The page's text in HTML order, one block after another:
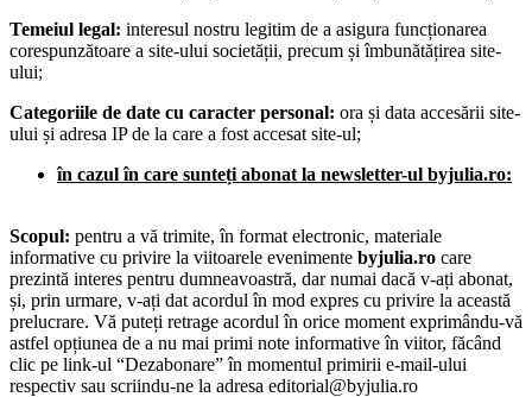
Temeiul legal: interesul nostru legitim de a asigura funcționarea
corespunzătoare a site-ului societății, precum și îmbunătățirea site-
ului;
Categoriile de date cu caracter personal: ora și data accesării site-
ului și adresa IP de la care a fost accesat site-ul;
în cazul în care sunteți abonat la newsletter-ul byjulia.ro:
Scopul: pentru a vă trimite, în format electronic, materiale
informative cu privire la viitoarele evenimente byjulia.ro care
prezintă interes pentru dumneavoastră, dar numai dacă v-ați abonat,
și, prin urmare, v-ați dat acordul în mod expres cu privire la această
prelucrare. Vă puteți retrage acordul în orice moment exprimându-vă
astfel opțiunea de a nu mai primi note informative în viitor, făcând
clic pe link-ul “Dezabonare” în momentul primirii e-mail-ului
respectiv sau scriindu-ne la adresa editorial@byjulia.ro